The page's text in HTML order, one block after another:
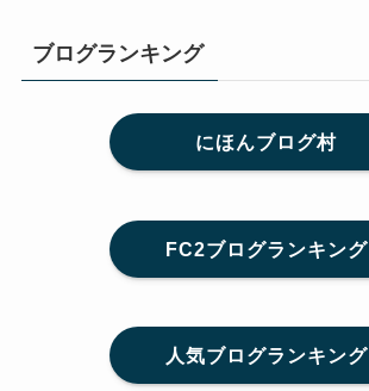
ブログランキング
にほんブログ村
FC2ブログランキング
人気ブログランキング